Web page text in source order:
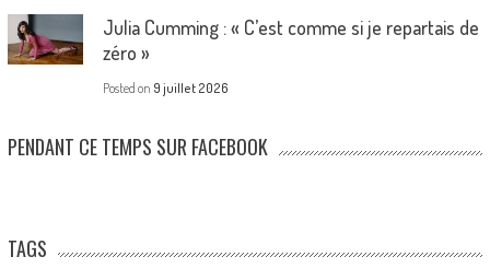
Julia Cumming : « C’est comme si je repartais de
zéro »
Posted on 9 juillet 2026
PENDANT CE TEMPS SUR FACEBOOK
TAGS